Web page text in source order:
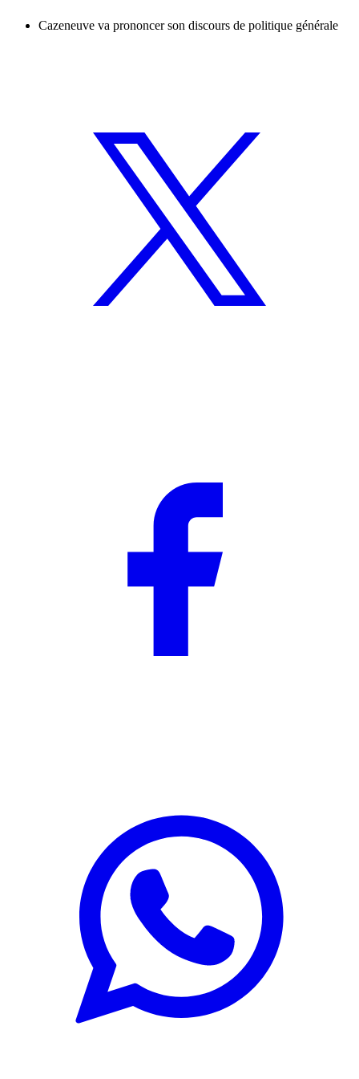
Cazeneuve va prononcer son discours de politique générale